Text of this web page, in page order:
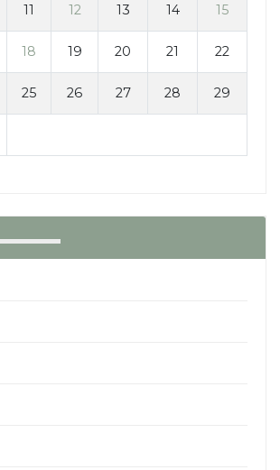
11 12 13 14 15
18 19 20 21 22
25 26 27 28 29